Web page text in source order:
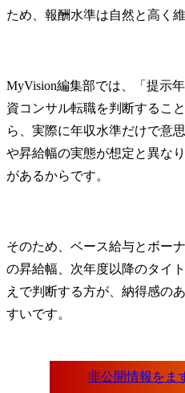
ため、報酬水準は自然と高く
MyVision編集部では、「提示
資コンサル転職を判断するこ
ら、実際に年収水準だけで意
や昇給幅の実態が想定と異な
があるからです。
そのため、ベース給与とボー
の昇給幅、次年度以降のタイ
えで判断する方が、納得感の
すいです。